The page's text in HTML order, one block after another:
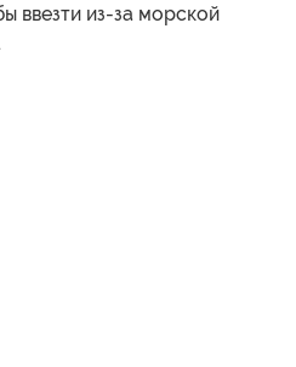
ввезти из-за морской